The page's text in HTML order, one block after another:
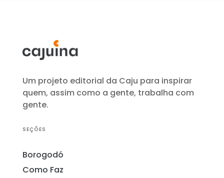
Um projeto editorial da Caju para inspirar
quem, assim como a gente, trabalha com
gente.
SEÇÕES
Borogodó
Como Faz